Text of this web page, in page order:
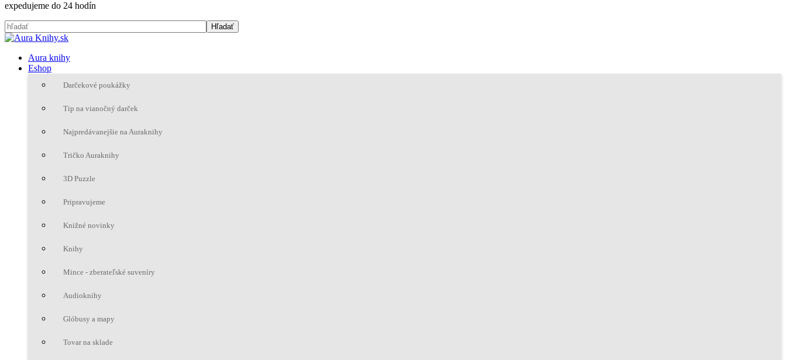
expedujeme do 24 hodín
Aura knihy
Eshop
Darčekové poukážky
Tip na vianočný darček
Najpredávanejšie na Auraknihy
Tričko Auraknihy
3D Puzzle
Pripravujeme
Knižné novinky
Knihy
Mince - zberateľské suveníry
Audioknihy
Glóbusy a mapy
Tovar na sklade